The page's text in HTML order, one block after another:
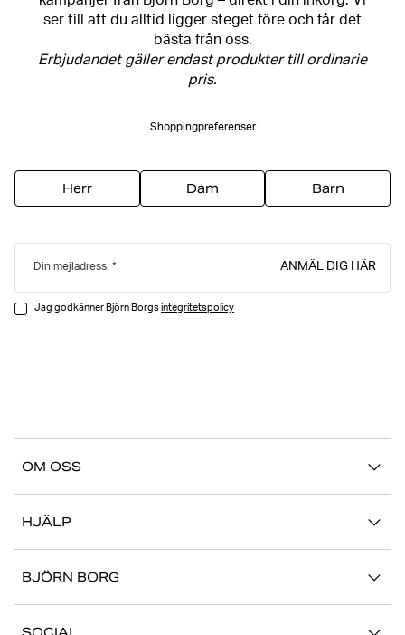
ser till att du alltid ligger steget före och får det
bästa från oss.
Erbjudandet gäller endast produkter till ordinarie
pris.
Shoppingpreferenser
Herr Dam Barn
Din mejladress: ANMÄL DIG HÄR
Jag godkänner Björn Borgsintegritetspolicy
OM OSS
Stories
Butiker
HJÄLP
FAQ
BJÖRN BORG